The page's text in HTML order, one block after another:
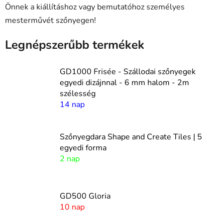
Önnek a kiállításhoz vagy bemutatóhoz személyes
mesterművét szőnyegen!
Legnépszerűbb termékek
GD1000 Frisée - Szállodai szőnyegek
egyedi dizájnnal - 6 mm halom - 2m
szélesség
14 nap
Szőnyegdara Shape and Create Tiles | 5
egyedi forma
2 nap
GD500 Gloria
10 nap